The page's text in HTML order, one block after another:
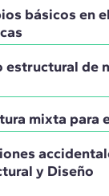
básicos en
estructural de
mixta para
y Diseño